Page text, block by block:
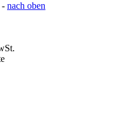
- nach oben